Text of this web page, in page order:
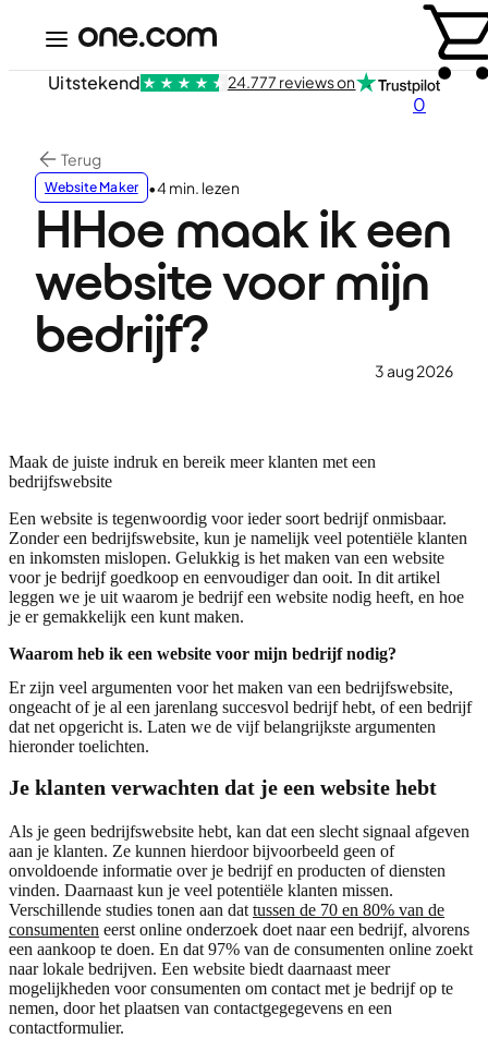
0
Uitstekend 24.777 reviews on
Terug
Website Maker •4 min. lezen
HHoe maak ik een
website voor mijn
bedrijf?
3 aug 2026
Maak de juiste indruk en bereik meer klanten met een
bedrijfswebsite
Een website is tegenwoordig voor ieder soort bedrijf onmisbaar.
Zonder een bedrijfswebsite, kun je namelijk veel potentiële klanten
en inkomsten mislopen. Gelukkig is het maken van een website
voor je bedrijf goedkoop en eenvoudiger dan ooit. In dit artikel
leggen we je uit waarom je bedrijf een website nodig heeft, en hoe
je er gemakkelijk een kunt maken.
Waarom heb ik een website voor mijn bedrijf nodig?
Er zijn veel argumenten voor het maken van een bedrijfswebsite,
ongeacht of je al een jarenlang succesvol bedrijf hebt, of een bedrijf
dat net opgericht is. Laten we de vijf belangrijkste argumenten
hieronder toelichten.
Je klanten verwachten dat je een website hebt
Als je geen bedrijfswebsite hebt, kan dat een slecht signaal afgeven
aan je klanten. Ze kunnen hierdoor bijvoorbeeld geen of
onvoldoende informatie over je bedrijf en producten of diensten
vinden. Daarnaast kun je veel potentiële klanten missen.
Verschillende studies tonen aan dat tussen de 70 en 80% van de
consumenten eerst online onderzoek doet naar een bedrijf, alvorens
een aankoop te doen. En dat 97% van de consumenten online zoekt
naar lokale bedrijven. Een website biedt daarnaast meer
mogelijkheden voor consumenten om contact met je bedrijf op te
nemen, door het plaatsen van contactgegegevens en een
contactformulier.